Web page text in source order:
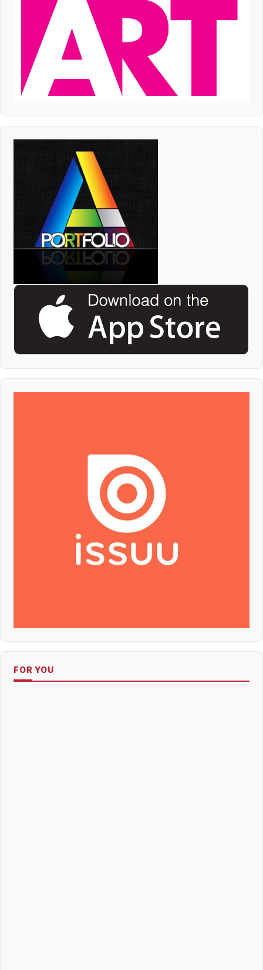
FOR YOU